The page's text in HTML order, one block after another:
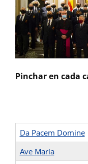
Pinchar en cada
Da Pacem Domine
Ave María